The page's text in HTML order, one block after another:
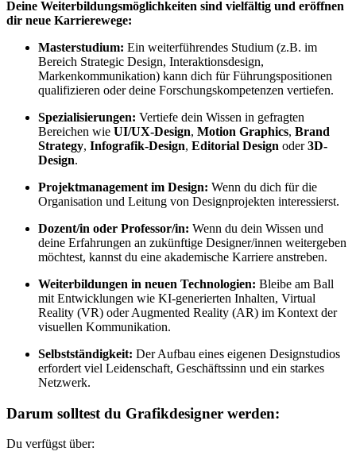
Deine Weiterbildungsmöglichkeiten sind vielfältig und eröffnen
dir neue Karrierewege:
Masterstudium: Ein weiterführendes Studium (z.B. im
Bereich Strategic Design, Interaktionsdesign,
Markenkommunikation) kann dich für Führungspositionen
qualifizieren oder deine Forschungskompetenzen vertiefen.
Spezialisierungen: Vertiefe dein Wissen in gefragten
Bereichen wie UI/UX-Design, Motion Graphics, Brand
Strategy, Infografik-Design, Editorial Design oder3D-
Design.
Projektmanagement im Design: Wenn du dich für die
Organisation und Leitung von Designprojekten interessierst.
Dozent/in oder Professor/in: Wenn du dein Wissen und
deine Erfahrungen an zukünftige Designer/innen weitergeben
möchtest, kannst du eine akademische Karriere anstreben.
Weiterbildungen in neuen Technologien: Bleibe am Ball
mit Entwicklungen wie KI-generierten Inhalten, Virtual
Reality (VR) oder Augmented Reality (AR) im Kontext der
visuellen Kommunikation.
Selbstständigkeit: Der Aufbau eines eigenen Designstudios
erfordert viel Leidenschaft, Geschäftssinn und ein starkes
Netzwerk.
Darum solltest du Grafikdesigner werden:
Du verfügst über: